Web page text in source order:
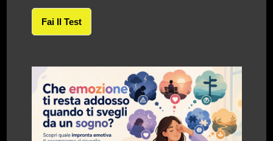
Fai Il Test